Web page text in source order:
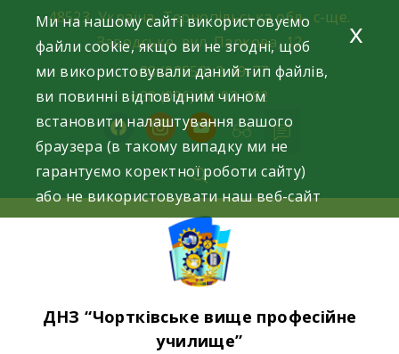
content
48523, Україна, Тернопільська обл., с-ще.
Заводське, вул. Паркова, 12
+38 (03552) 2-49-77
+38 (096) 42-93-282
facebookinstagramyoutube
ДНЗ “Чортківське вище професійне
училище”
Ми на нашому сайті використовуємо
файли cookie, якщо ви не згодні, щоб
ми використовували даний тип файлів,
ви повинні відповідним чином
встановити налаштування вашого
браузера (в такому випадку ми не
гарантуємо коректної роботи сайту)
або не використовувати наш веб-сайт
x